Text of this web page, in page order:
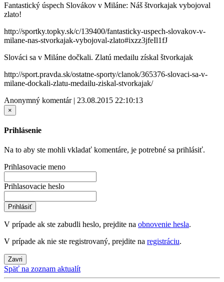
Fantastický úspech Slovákov v Miláne: Náš štvorkajak vybojoval
zlato!
http://sportky.topky.sk/c/139400/fantasticky-uspech-slovakov-v-
milane-nas-stvorkajak-vybojoval-zlato#ixzz3jfeIl1fJ
Slováci sa v Miláne dočkali. Zlatú medailu získal štvorkajak
http://sport.pravda.sk/ostatne-sporty/clanok/365376-slovaci-sa-v-
milane-dockali-zlatu-medailu-ziskal-stvorkajak/
Anonymný komentár | 23.08.2015 22:10:13
×
Prihlásenie
Na to aby ste mohli vkladať komentáre, je potrebné sa prihlásiť.
Prihlasovacie meno
Prihlasovacie heslo
Prihlásiť
V prípade ak ste zabudli heslo, prejdite na obnovenie hesla.
V prípade ak nie ste registrovaný, prejdite na registráciu.
Zavri
Späť na zoznam aktualít